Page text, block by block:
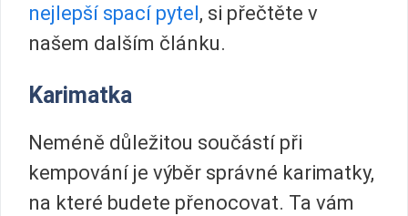
nejlepší spací pytel, si přečtěte v
našem dalším článku.
Karimatka
Neméně důležitou součástí při
kempování je výběr správné karimatky,
na které budete přenocovat. Ta vám